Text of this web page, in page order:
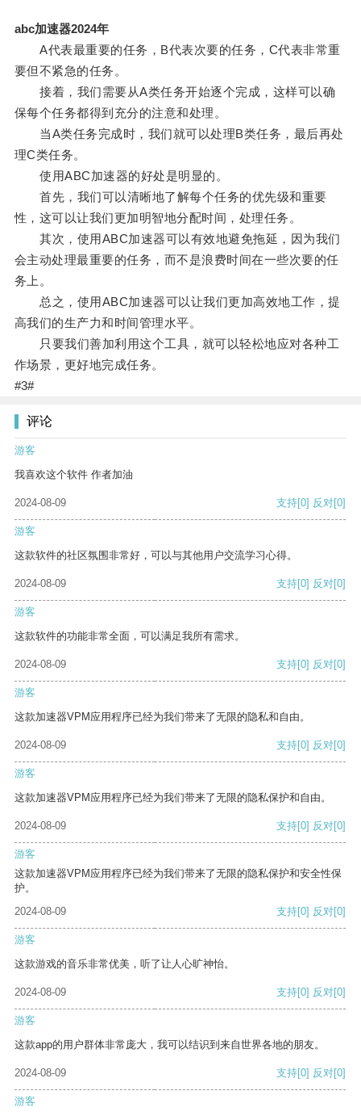
abc加速器2024年
A代表最重要的任务，B代表次要的任务，C代表非常重
要但不紧急的任务。
接着，我们需要从A类任务开始逐个完成，这样可以确
保每个任务都得到充分的注意和处理。
当A类任务完成时，我们就可以处理B类任务，最后再处
理C类任务。
使用ABC加速器的好处是明显的。
首先，我们可以清晰地了解每个任务的优先级和重要
性，这可以让我们更加明智地分配时间，处理任务。
其次，使用ABC加速器可以有效地避免拖延，因为我们
会主动处理最重要的任务，而不是浪费时间在一些次要的任
务上。
总之，使用ABC加速器可以让我们更加高效地工作，提
高我们的生产力和时间管理水平。
只要我们善加利用这个工具，就可以轻松地应对各种工
作场景，更好地完成任务。
#3#
评论
游客
我喜欢这个软件 作者加油
2024-08-09 支持[0] 反对[0]
游客
这款软件的社区氛围非常好，可以与其他用户交流学习心得。
2024-08-09 支持[0] 反对[0]
游客
这款软件的功能非常全面，可以满足我所有需求。
2024-08-09 支持[0] 反对[0]
游客
这款加速器VPM应用程序已经为我们带来了无限的隐私和自由。
2024-08-09 支持[0] 反对[0]
游客
这款加速器VPM应用程序已经为我们带来了无限的隐私保护和自由。
2024-08-09 支持[0] 反对[0]
游客
这款加速器VPM应用程序已经为我们带来了无限的隐私保护和安全性保
护。
2024-08-09
支持[0] 反对[0]
游客
这款游戏的音乐非常优美，听了让人心旷神怡。
2024-08-09 支持[0] 反对[0]
游客
这款app的用户群体非常庞大，我可以结识到来自世界各地的朋友。
2024-08-09 支持[0] 反对[0]
游客